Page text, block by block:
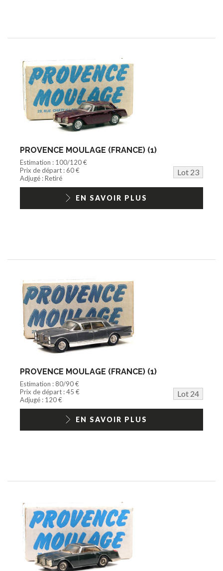
PROVENCE MOULAGE (FRANCE) (1)
Estimation : 100/120 €
Prix de départ : 60 €
Lot 23
Adjugé : Retiré
EN SAVOIR PLUS
PROVENCE MOULAGE (FRANCE) (1)
Estimation : 80/90 €
Prix de départ : 45 €
Lot 24
Adjugé : 120 €
EN SAVOIR PLUS